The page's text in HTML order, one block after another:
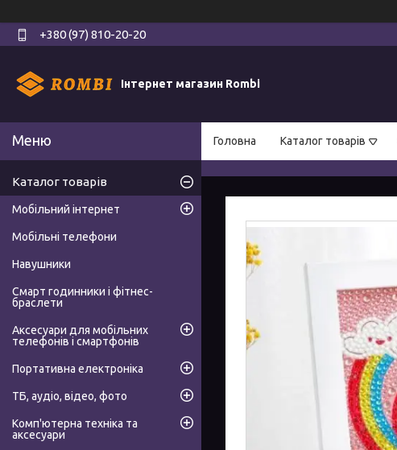
+380 (97) 810-20-20
Інтернет магазин Rombi
Головна Каталог товарів
Каталог товарів
Мобільний інтернет
Мобільні телефони
Навушники
Смарт годинники і фітнес-
браслети
Аксесуари для мобільних
телефонів і смартфонів
Портативна електроніка
ТБ, аудіо, відео, фото
Комп'ютерна техніка та
аксесуари